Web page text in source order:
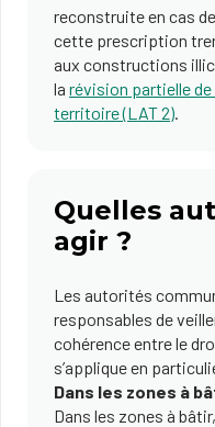
reconstruite en cas
cette prescription
aux constructions
la révision partielle de
territoire (LAT 2).
Quelles
agir ?
Les autorités
responsables de
cohérence entre le
s’applique en
Dans les zones à
Dans les zones à